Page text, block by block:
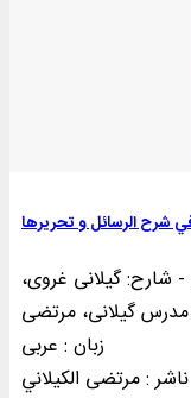
شرح الرسائل و تحریرها
شارح: گیلانی غروی،
زبان : عربی
ناشر : مرتضی الکيلاني